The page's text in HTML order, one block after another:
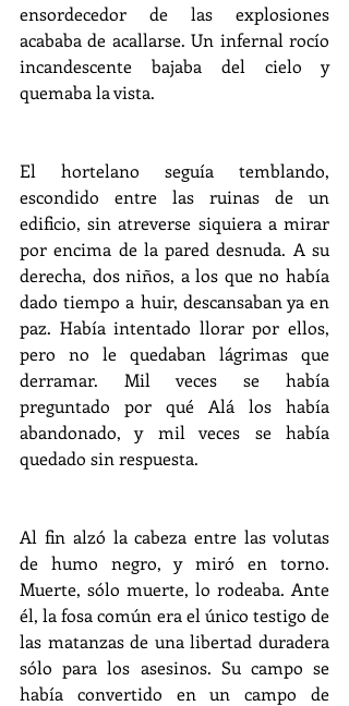
ensordecedor de las explosiones
acababa de acallarse. Un infernal rocío
incandescente bajaba del cielo y
quemaba la vista.
El hortelano seguía temblando,
escondido entre las ruinas de un
edificio, sin atreverse siquiera a mirar
por encima de la pared desnuda. A su
derecha, dos niños, a los que no había
dado tiempo a huir, descansaban ya en
paz. Había intentado llorar por ellos,
pero no le quedaban lágrimas que
derramar. Mil veces se había
preguntado por qué Alá los había
abandonado, y mil veces se había
quedado sin respuesta.
Al fin alzó la cabeza entre las volutas
de humo negro, y miró en torno.
Muerte, sólo muerte, lo rodeaba. Ante
él, la fosa común era el único testigo de
las matanzas de una libertad duradera
sólo para los asesinos. Su campo se
había convertido en un campo de